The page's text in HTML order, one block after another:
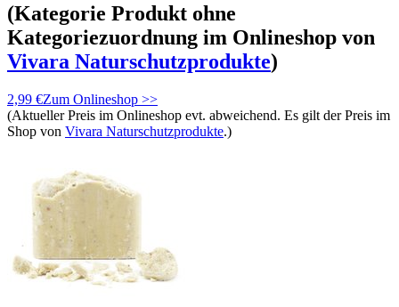
(Kategorie Produkt ohne
Kategoriezuordnung im Onlineshop von
Vivara Naturschutzprodukte)
2,99 €Zum Onlineshop >>
(Aktueller Preis im Onlineshop evt. abweichend. Es gilt der Preis im
Shop von Vivara Naturschutzprodukte.)